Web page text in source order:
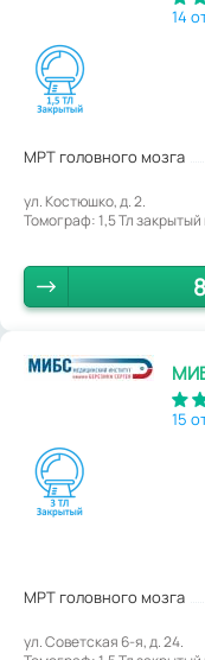
14
МРТ головного мозга
ул. Костюшко, д. 2.
Томограф: 1,5 Тл
15
МРТ головного мозга
ул. Советская 6-я, д. 24.